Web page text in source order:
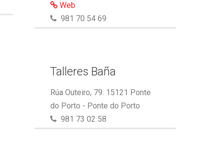
Web
981 70 54 69
Talleres Baña
Rúa Outeiro, 79. 15121 Ponte
do Porto - Ponte do Porto
981 73 02 58